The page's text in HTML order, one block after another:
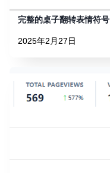
完整的桌子翻转表情符号
2025年2月27日